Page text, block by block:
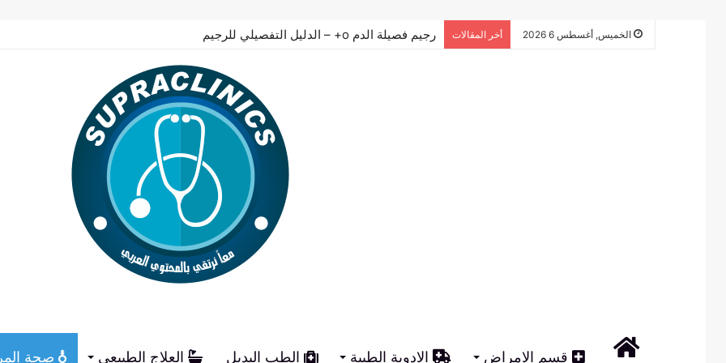
الخميس, أغسطس 6 2026 أخر المقالات رجيم فصيلة الدم o+ – الدليل التفصيلي للرجيم
الرئيسيةقسم الامراض الادوية الطبية الطب البديل العلاج الطبيعي صحة